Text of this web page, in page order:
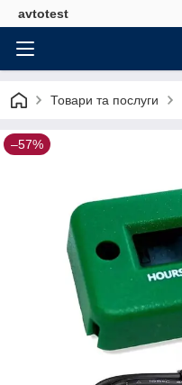
avtotest
Товари та послуги
–57%